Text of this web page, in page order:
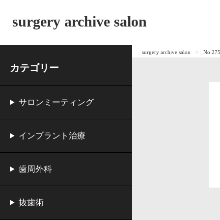
surgery archive salon
カテゴリー
サロンミーティング
インプラント治療
歯周外科
抜歯術
surgery archive salon